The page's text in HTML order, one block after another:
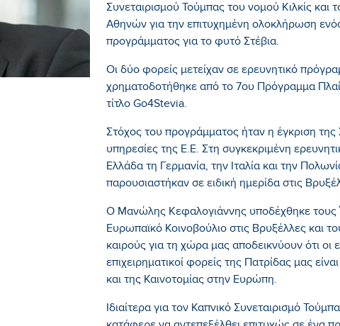
Συνεταιρισμού Τούμπας του νομού Κιλκίς και
Αθηνών για την επιτυχημένη ολοκλήρωση
προγράμματος για το φυτό Στέβια.
Οι δύο φορείς μετείχαν σε ερευνητικό
χρηματοδοτήθηκε από το 7ου Πρόγραμμα
τίτλο Go4Stevia.
Στόχος του προγράμματος ήταν η έγκριση
υπηρεσίες της Ε.Ε. Στη συγκεκριμένη
Ελλάδα τη Γερμανία, την Ιταλία και την
παρουσιαστήκαν σε ειδική ημερίδα στις
Ο Μανώλης Κεφαλογιάννης υποδέχθηκε
Ευρωπαϊκό Κοινοβούλιο στις Βρυξέλλες και
καιρούς για τη χώρα μας αποδεικνύουν ότι οι
επιχειρηματικοί φορείς της Πατρίδας μας
και της Καινοτομίας στην Ευρώπη.
Ιδιαίτερα για τον Καπνικό Συνεταιρισμό